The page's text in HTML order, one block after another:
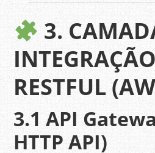
3.
RESTFUL
3.1 API
HTTP API)